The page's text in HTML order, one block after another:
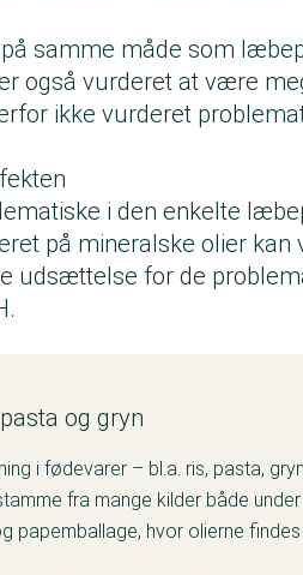
samme måde som
også vurderet at være
ikke vurderet
i den enkelte
på mineralske olier kan
udsættelse for de
og gryn
i fødevarer – bl.a. ris, pasta,
fra mange kilder både
papemballage, hvor olierne